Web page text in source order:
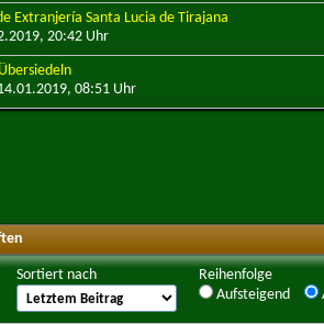
Extranjería Santa Lucia de Tirajana
20:42 Uhr
08:51 Uhr
Sortiert nach
Reihenfolge
Aufsteigend